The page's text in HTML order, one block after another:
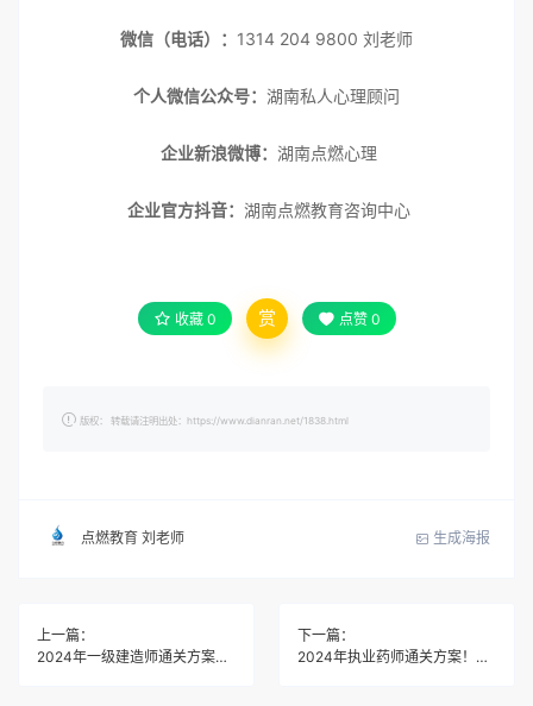
微信（电话） ： 1314 204 9800 刘老师
个人微信公众号： 湖南私人心理顾问
企业新浪微博： 湖南点燃心理
企业官方抖音： 湖南点燃教育咨询中心
收藏 0 赏 点赞 0
版权： 转载请注明出处：https://www.dianran.net/1838.html
点燃教育 刘老师 生成海报
上一篇：
2024年一级建造师通关方案！了解后，路走宽了！
下一篇：
2024年执业药师通关方案！了解后，路走宽了！